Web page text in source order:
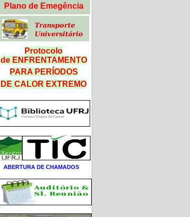
Plano de Emegência
Protocolo
de ENFRENTAMENTO
PARA PERÍODOS
DE CALOR EXTREMO
ABERTURA DE CHAMADOS